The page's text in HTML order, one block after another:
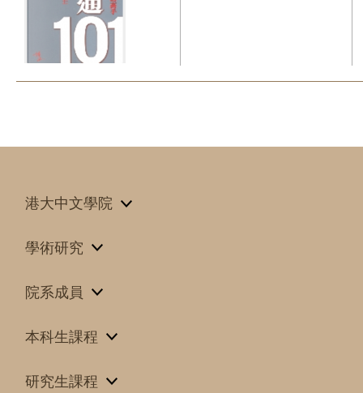
港大中文學院
學術研究
院系成員
本科生課程
研究生課程